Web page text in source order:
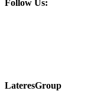
Follow Us:
LateresGroup